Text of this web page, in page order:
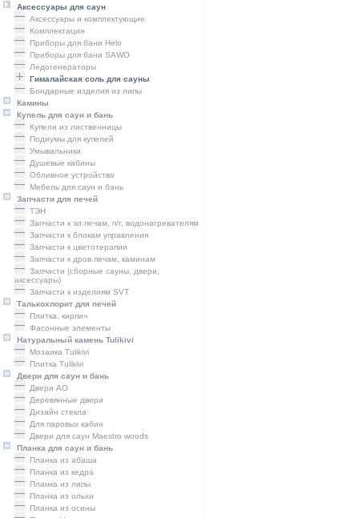
Аксессуары для саун
Аксессуары и комплектующие
Комплектация
Приборы для бани Helo
Приборы для бани SAWO
Ледогенераторы
Гималайская соль для сауны
Бондарные изделия из липы
Камины
Купель для саун и бань
Купели из лиственницы
Подиумы для купелей
Умывальники
Душевые кабины
Обливное устройство
Мебель для саун и бань
Запчасти для печей
ТЭН
Запчасти к эл.печам, п/г, водонагревателям
Запчасти к блокам управления
Запчасти к цветотерапии
Запчасти к дров.печам, каминам
Запчасти (сборные сауны, двери,
аксессуары)
Запчасти к изделиям SVT
Талькохлорит для печей
Плитка, кирпич
Фасонные элементы
Натуральный камень Tulikivi
Мозаика Tulikivi
Плитка Tulikivi
Двери для саун и бань
Двери AO
Деревянные двери
Дизайн стекла
Для паровых кабин
Двери для саун Maestro woods
Планка для саун и бань
Планка из абаша
Планка из кедра
Планка из липы
Планка из ольхи
Планка из осины